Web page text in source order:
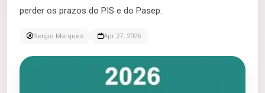
perder os prazos do PIS e do Pasep.
Sergio Marques Apr 27, 2026